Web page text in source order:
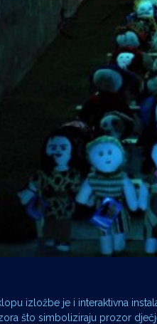
izložbe je i interaktivna
što simboliziraju prozor